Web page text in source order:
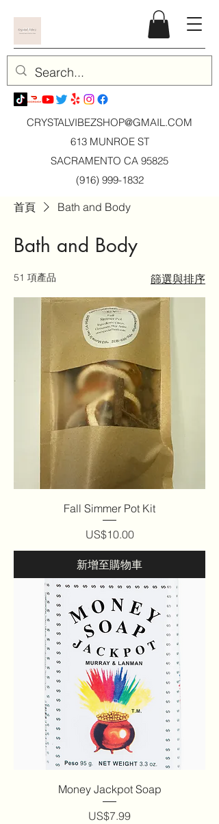
CRYSTALVIBEZSHOP@GMAIL.COM
613 MUNROE ST
SACRAMENTO CA 95825
(916) 999-1832
首頁 Bath and Body
Bath and Body
51 項產品 篩選與排序
Fall Simmer Pot Kit
價格
US$10.00
新增至購物車
Money Jackpot Soap
價格
US$7.99